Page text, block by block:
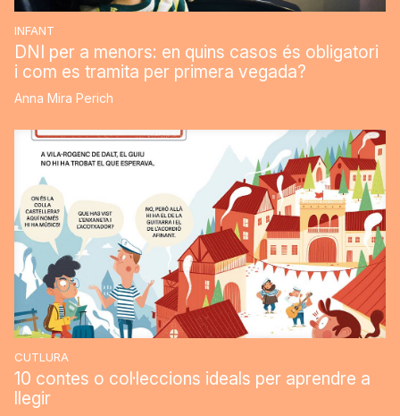
INFANT
DNI per a menors: en quins casos és obligatori
i com es tramita per primera vegada?
Anna Mira Perich
CUTLURA
10 contes o col·leccions ideals per aprendre a
llegir